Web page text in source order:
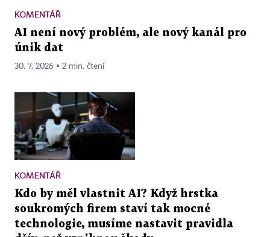
KOMENTÁŘ
AI není nový problém, ale nový kanál pro
únik dat
30. 7. 2026 ▪ 2 min. čtení
KOMENTÁŘ
Kdo by měl vlastnit AI? Když hrstka
soukromých firem staví tak mocné
technologie, musíme nastavit pravidla